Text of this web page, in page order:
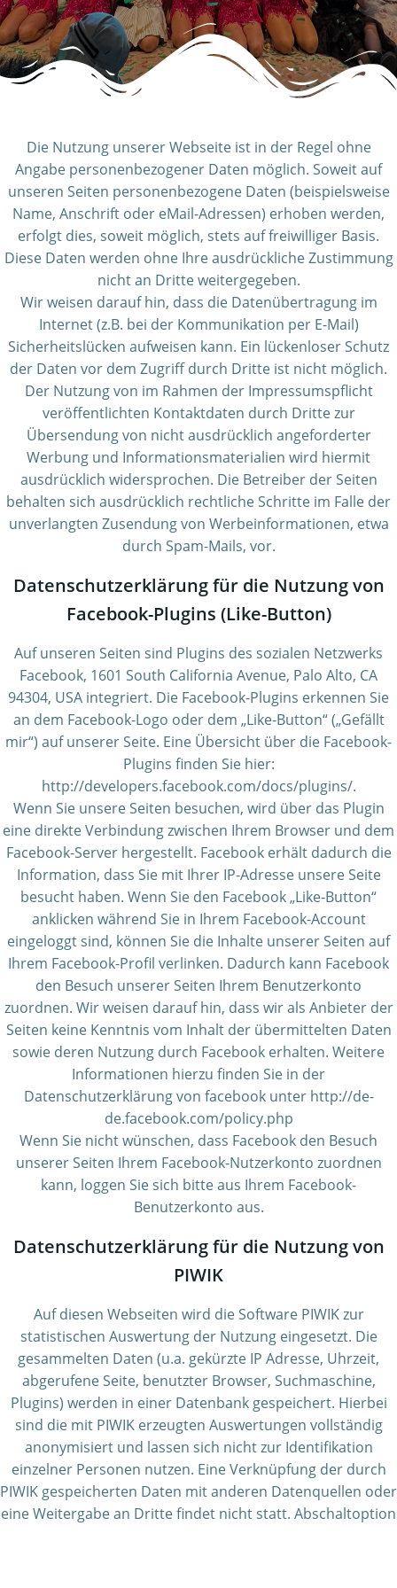
Die Nutzung unserer Webseite ist in der Regel ohne
Angabe personenbezogener Daten möglich. Soweit auf
unseren Seiten personenbezogene Daten (beispielsweise
Name, Anschrift oder eMail-Adressen) erhoben werden,
erfolgt dies, soweit möglich, stets auf freiwilliger Basis.
Diese Daten werden ohne Ihre ausdrückliche Zustimmung
nicht an Dritte weitergegeben.
Wir weisen darauf hin, dass die Datenübertragung im
Internet (z.B. bei der Kommunikation per E-Mail)
Sicherheitslücken aufweisen kann. Ein lückenloser Schutz
der Daten vor dem Zugriff durch Dritte ist nicht möglich.
Der Nutzung von im Rahmen der Impressumspflicht
veröffentlichten Kontaktdaten durch Dritte zur
Übersendung von nicht ausdrücklich angeforderter
Werbung und Informationsmaterialien wird hiermit
ausdrücklich widersprochen. Die Betreiber der Seiten
behalten sich ausdrücklich rechtliche Schritte im Falle der
unverlangten Zusendung von Werbeinformationen, etwa
durch Spam-Mails, vor.
Datenschutzerklärung für die Nutzung von
Facebook-Plugins (Like-Button)
Auf unseren Seiten sind Plugins des sozialen Netzwerks
Facebook, 1601 South California Avenue, Palo Alto, CA
94304, USA integriert. Die Facebook-Plugins erkennen Sie
an dem Facebook-Logo oder dem „Like-Button“ („Gefällt
mir“) auf unserer Seite. Eine Übersicht über die Facebook-
Plugins finden Sie hier:
http://developers.facebook.com/docs/plugins/.
Wenn Sie unsere Seiten besuchen, wird über das Plugin
eine direkte Verbindung zwischen Ihrem Browser und dem
Facebook-Server hergestellt. Facebook erhält dadurch die
Information, dass Sie mit Ihrer IP-Adresse unsere Seite
besucht haben. Wenn Sie den Facebook „Like-Button“
anklicken während Sie in Ihrem Facebook-Account
eingeloggt sind, können Sie die Inhalte unserer Seiten auf
Ihrem Facebook-Profil verlinken. Dadurch kann Facebook
den Besuch unserer Seiten Ihrem Benutzerkonto
zuordnen. Wir weisen darauf hin, dass wir als Anbieter der
Seiten keine Kenntnis vom Inhalt der übermittelten Daten
sowie deren Nutzung durch Facebook erhalten. Weitere
Informationen hierzu finden Sie in der
Datenschutzerklärung von facebook unter http://de-
de.facebook.com/policy.php
Wenn Sie nicht wünschen, dass Facebook den Besuch
unserer Seiten Ihrem Facebook-Nutzerkonto zuordnen
kann, loggen Sie sich bitte aus Ihrem Facebook-
Benutzerkonto aus.
Datenschutzerklärung für die Nutzung von
PIWIK
Auf diesen Webseiten wird die Software PIWIK zur
statistischen Auswertung der Nutzung eingesetzt. Die
gesammelten Daten (u.a. gekürzte IP Adresse, Uhrzeit,
abgerufene Seite, benutzter Browser, Suchmaschine,
Plugins) werden in einer Datenbank gespeichert. Hierbei
sind die mit PIWIK erzeugten Auswertungen vollständig
anonymisiert und lassen sich nicht zur Identifikation
einzelner Personen nutzen. Eine Verknüpfung der durch
PIWIK gespeicherten Daten mit anderen Datenquellen oder
eine Weitergabe an Dritte findet nicht statt. Abschaltoption